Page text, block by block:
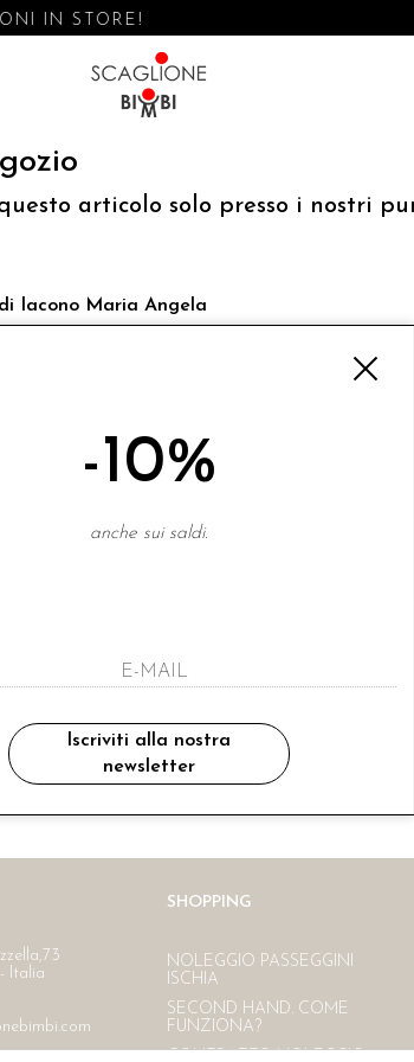
IN STORE!
articolo solo presso i nostri
Iacono Maria Angela
80077 Ischia
ho letto ed accettato le condizioni sulla
in negozio
Consegna gratuita in Italia
Italia
SHOPPING
NOLEGGIO PASSEGGINI
ISCHIA
SECOND HAND. COME
FUNZIONA?
-10%
anche sui saldi.
Iscriviti alla nostra
newsletter